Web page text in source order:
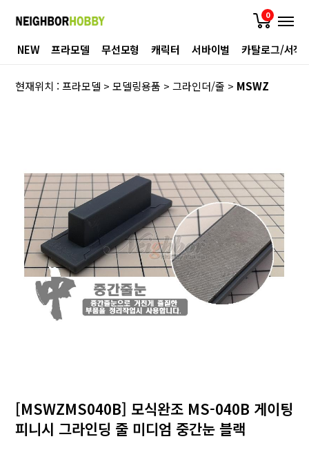
0
NEW 프라모델 무선모형 캐릭터 서바이벌 카탈로그/서적
현재위치 :프라모델 >모델링용품 >그라인더/줄 > MSWZ
[MSWZMS040B] 모식완조 MS-040B 게이팅
피니시 그라인딩 줄 미디엄 중간눈 블랙